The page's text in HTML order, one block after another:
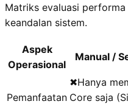
Matriks evaluasi
keandalan sistem.
Aspek
Operasional
Manual /
Pemanfaatan
✖Hanya
Core saja